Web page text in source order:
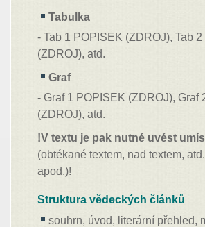
Tabulka
- Tab 1 POPISEK (ZDROJ), Tab
(ZDROJ), atd.
Graf
- Graf 1 POPISEK (ZDROJ),
(ZDROJ), atd.
!V textu je pak nutné uvést
(obtékané textem, nad textem,
apod.)!
Struktura vědeckých článků
souhrn, úvod, literární přehled,